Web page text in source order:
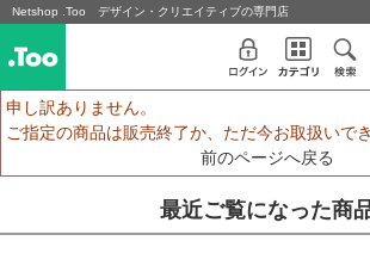
Netshop .Too デザイン・クリエイティブの専門店
申し訳ありません。
ご指定の商品は販売終了か、ただ今お取扱いで
前のページへ戻る
最近ご覧になった商